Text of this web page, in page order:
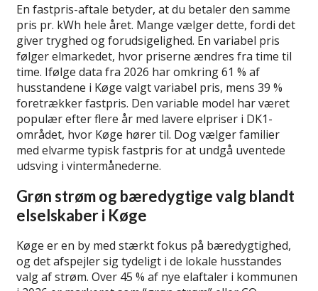
En fastpris-aftale betyder, at du betaler den samme
pris pr. kWh hele året. Mange vælger dette, fordi det
giver tryghed og forudsigelighed. En variabel pris
følger elmarkedet, hvor priserne ændres fra time til
time. Ifølge data fra 2026 har omkring 61 % af
husstandene i Køge valgt variabel pris, mens 39 %
foretrækker fastpris. Den variable model har været
populær efter flere år med lavere elpriser i DK1-
området, hvor Køge hører til. Dog vælger familier
med elvarme typisk fastpris for at undgå uventede
udsving i vintermånederne.
Grøn strøm og bæredygtige valg blandt
elselskaber i Køge
Køge er en by med stærkt fokus på bæredygtighed,
og det afspejler sig tydeligt i de lokale husstandes
valg af strøm. Over 45 % af nye elaftaler i kommunen